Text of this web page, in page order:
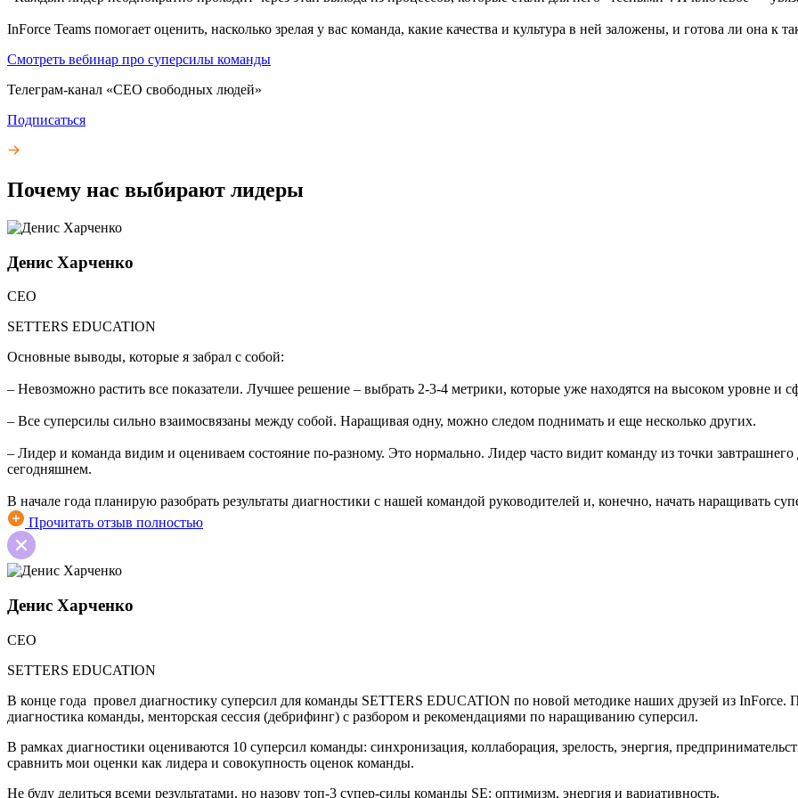
InForce Teams помогает оценить, насколько зрелая у вас команда, какие качества и культура в ней заложены, и готова ли она к
Смотреть вебинар про суперсилы команды
Телеграм-канал «СЕО свободных людей»
Подписаться
Почему нас выбирают лидеры
Денис Харченко
СЕО
SETTERS EDUCATION
Основные выводы, которые я забрал с собой:
– Невозможно растить все показатели. Лучшее решение – выбрать 2-3-4 метрики, которые уже находятся на высоком уровне и
– Все суперсилы сильно взаимосвязаны между собой. Наращивая одну, можно следом поднимать и еще несколько других.
– Лидер и команда видим и оцениваем состояние по-разному. Это нормально. Лидер часто видит команду из точки
сегодняшнем.
В начале года планирую разобрать результаты диагностики с нашей командой руководителей и, конечно, начать наращивать
Прочитать отзыв полностью
Денис Харченко
СЕО
SETTERS EDUCATION
В конце года провел диагностику cуперсил для команды SETTERS EDUCATION по новой методике наших друзей из InForce.
диагностика команды, менторская сессия (дебрифинг) с разбором и рекомендациями по наращиванию суперсил.
В рамках диагностики оцениваются 10 суперсил команды: синхронизация, коллаборация, зрелость, энергия,
сравнить мои оценки как лидера и совокупность оценок команды.
Не буду делиться всеми результатами, но назову топ-3 супер-силы команды SE: оптимизм, энергия и вариативность.